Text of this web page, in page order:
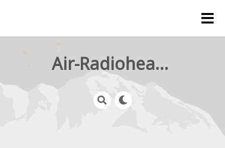
Air-Radiohead.com